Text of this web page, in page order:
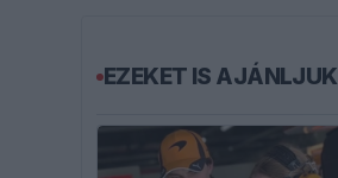
EZEKET IS AJÁNLJUK